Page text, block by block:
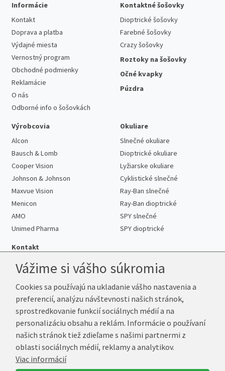
Informácie
Kontakt
Doprava a platba
Výdajné miesta
Vernostný program
Obchodné podmienky
Reklamácie
O nás
Odborné info o šošovkách
Kontaktné šošovky
Dioptrické šošovky
Farebné šošovky
Crazy šošovky
Roztoky na šošovky
Očné kvapky
Púzdra
Výrobcovia
Alcon
Bausch & Lomb
Cooper Vision
Johnson & Johnson
Maxvue Vision
Menicon
AMO
Unimed Pharma
Okuliare
Slnečné okuliare
Dioptrické okuliare
Lyžiarske okuliare
Cyklistické slnečné
Ray-Ban slnečné
Ray-Ban dioptrické
SPY slnečné
SPY dioptrické
Kontakt
Telefón:+421 222 205 863
E-mail:info@kup-sosovky.sk
Reklamačná adresa
Andrea Votavová
Revoluční 1017
290 01 Poděbrady
Česká republika
Vážime si vášho súkromia
Cookies sa používajú na ukladanie vášho nastavenia a
preferencií, analýzu návštevnosti našich stránok,
sprostredkovanie funkcií sociálnych médií a na
personalizáciu obsahu a reklám. Informácie o používaní
našich stránok tiež zdieľame s našimi partnermi z
oblasti sociálnych médií, reklamy a analytikov.
Viac informácií